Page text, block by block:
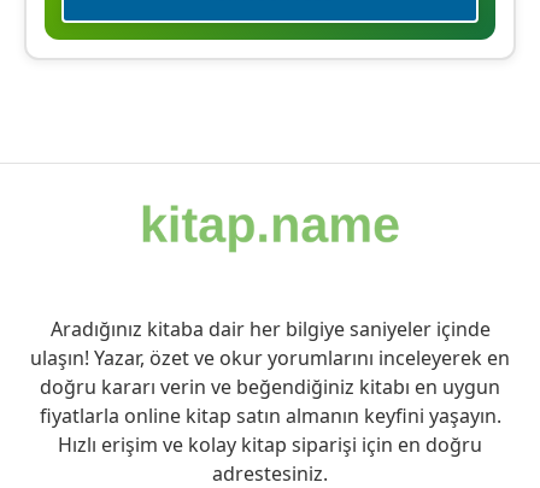
Aradığınız kitaba dair her bilgiye saniyeler içinde
ulaşın! Yazar, özet ve okur yorumlarını inceleyerek en
doğru kararı verin ve beğendiğiniz kitabı en uygun
fiyatlarla online kitap satın almanın keyfini yaşayın.
Hızlı erişim ve kolay kitap siparişi için en doğru
adrestesiniz.